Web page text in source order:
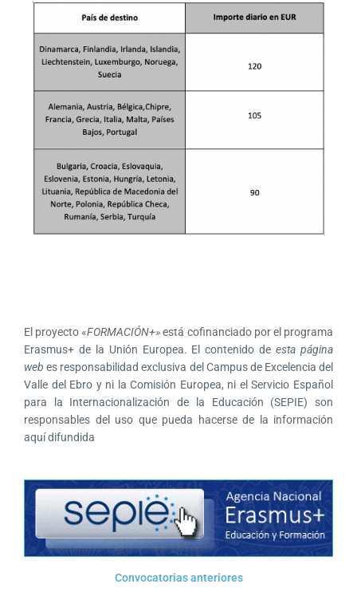
El proyecto «FORMACIÓN+»está cofinanciado por el programa
Erasmus+ de la Unión Europea. El contenido deesta página
webes responsabilidad exclusiva del Campus de Excelencia del
Valle del Ebro y ni la Comisión Europea, ni el Servicio Español
para la Internacionalización de la Educación (SEPIE) son
responsables del uso que pueda hacerse de la información
aquí difundida
Convocatorias anteriores